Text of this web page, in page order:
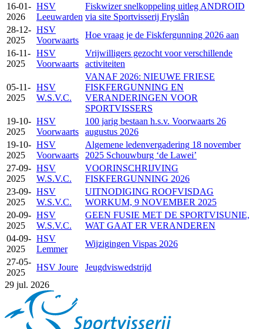
16-01-
2026
HSV
Leeuwarden
Fiskwizer snelkoppeling uitleg ANDROID
via site Sportvisserij Fryslân
28-12-
2025
HSV
Voorwaarts
Hoe vraag je de Fiskfergunning 2026 aan
16-11-
2025
HSV
Voorwaarts
Vrijwilligers gezocht voor verschillende
activiteiten
05-11-
2025
HSV
W.S.V.C.
VANAF 2026: NIEUWE FRIESE
FISKFERGUNNING EN
VERANDERINGEN VOOR
SPORTVISSERS
19-10-
2025
HSV
Voorwaarts
100 jarig bestaan h.s.v. Voorwaarts 26
augustus 2026
19-10-
2025
HSV
Voorwaarts
Algemene ledenvergadering 18 november
2025 Schouwburg ‘de Lawei’
27-09-
2025
HSV
W.S.V.C.
VOORINSCHRIJVING
FISKFERGUNNING 2026
23-09-
2025
HSV
W.S.V.C.
UITNODIGING ROOFVISDAG
WORKUM, 9 NOVEMBER 2025
20-09-
2025
HSV
W.S.V.C.
GEEN FUSIE MET DE SPORTVISUNIE,
WAT GAAT ER VERANDEREN
04-09-
2025
HSV
Lemmer
Wijzigingen Vispas 2026
27-05-
2025
HSV Joure
Jeugdviswedstrijd
29 jul. 2026